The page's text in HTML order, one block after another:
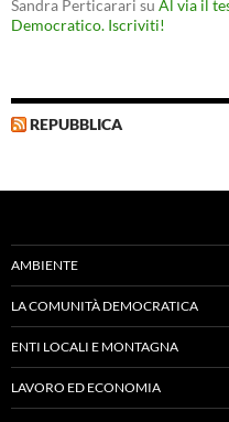
Sandra Perticarari su Al via il
Democratico. Iscriviti!
REPUBBLICA
AMBIENTE
LA COMUNITÀ DEMOCRATICA
ENTI LOCALI E MONTAGNA
LAVORO ED ECONOMIA